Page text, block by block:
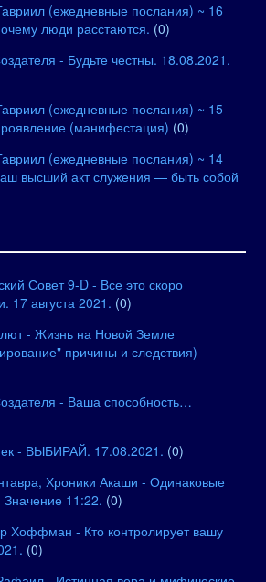
(ежедневные послания) ~ 16
люди расстаются. (0)
- Будьте честны. 18.08.2021.
(ежедневные послания) ~ 15
(манифестация) (0)
(ежедневные послания) ~ 14
высший акт служения — быть собой
Совет 9-D - Все это скоро
17 августа 2021. (0)
- Жизнь на Новой Земле
причины и следствия)
- Ваша способность…
- ВЫБИРАЙ. 17.08.2021. (0)
Хроники Акаши - Одинаковые
11:22. (0)
Хоффман - Кто контролирует вашу
(0)